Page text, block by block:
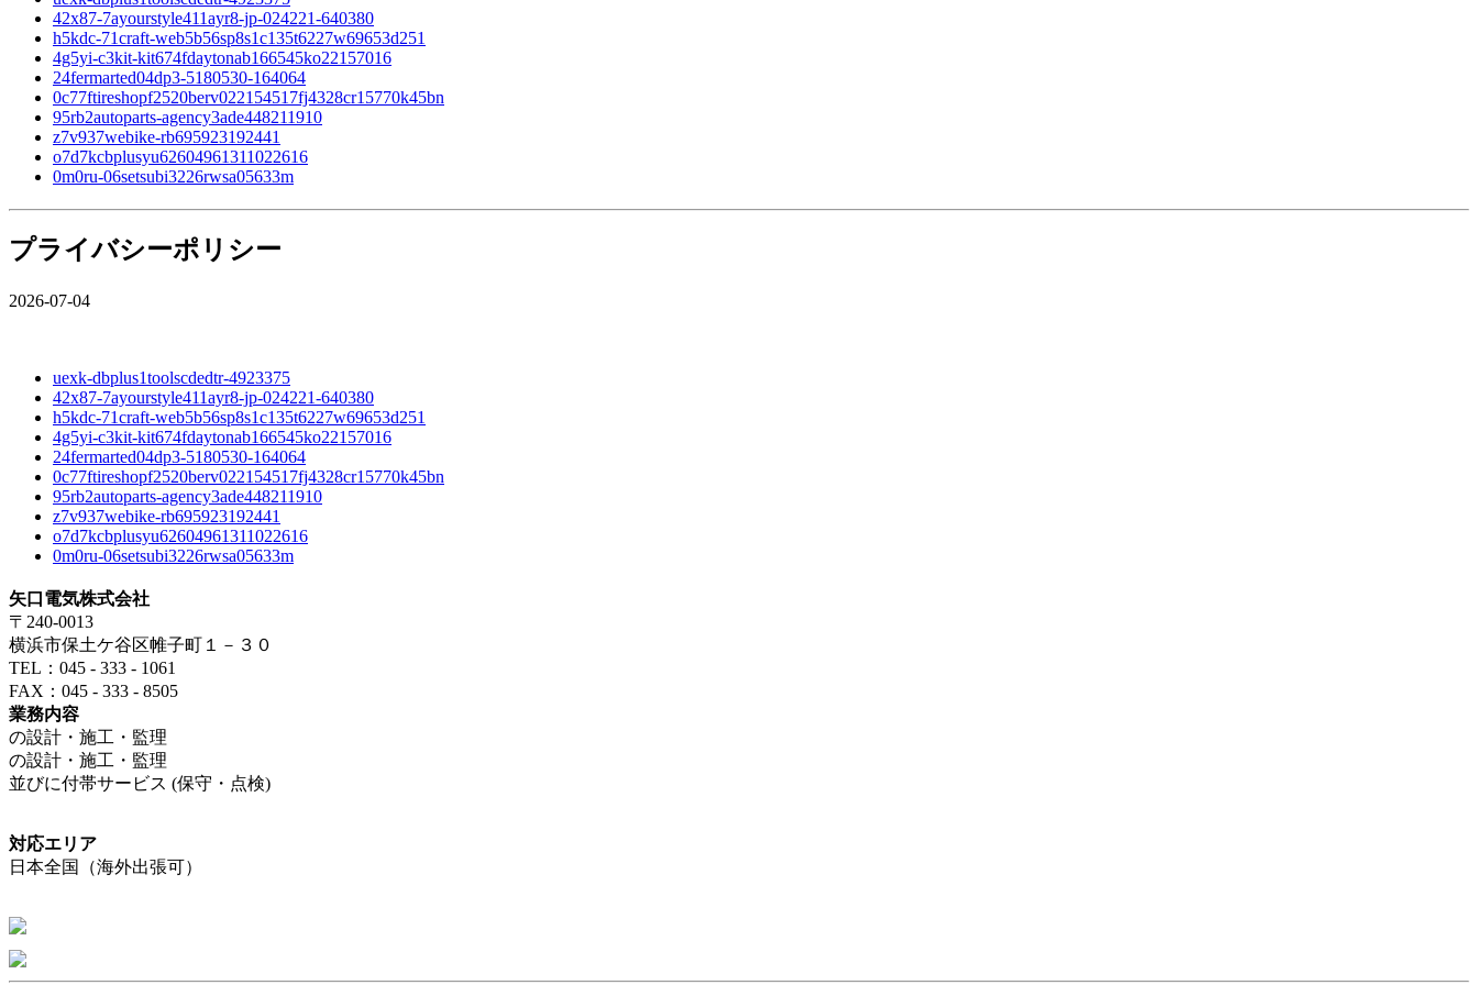
42x87-7ayourstyle411ayr8-jp-024221-640380
h5kdc-71craft-web5b56sp8s1c135t6227w69653d251
4g5yi-c3kit-kit674fdaytonab166545ko22157016
24fermarted04dp3-5180530-164064
0c77ftireshopf2520berv022154517fj4328cr15770k45bn
95rb2autoparts-agency3ade448211910
z7v937webike-rb695923192441
o7d7kcbplusyu62604961311022616
0m0ru-06setsubi3226rwsa05633m
プライバシーポリシー
2026-07-04
uexk-dbplus1toolscdedtr-4923375
42x87-7ayourstyle411ayr8-jp-024221-640380
h5kdc-71craft-web5b56sp8s1c135t6227w69653d251
4g5yi-c3kit-kit674fdaytonab166545ko22157016
24fermarted04dp3-5180530-164064
0c77ftireshopf2520berv022154517fj4328cr15770k45bn
95rb2autoparts-agency3ade448211910
z7v937webike-rb695923192441
o7d7kcbplusyu62604961311022616
0m0ru-06setsubi3226rwsa05633m
矢口電気株式会社
〒240-0013
横浜市保土ケ谷区帷子町１－３０
TEL：045 - 333 - 1061
FAX：045 - 333 - 8505
業務内容
の設計・施工・監理
の設計・施工・監理
並びに付帯サービス (保守・点検)
対応エリア
日本全国（海外出張可）